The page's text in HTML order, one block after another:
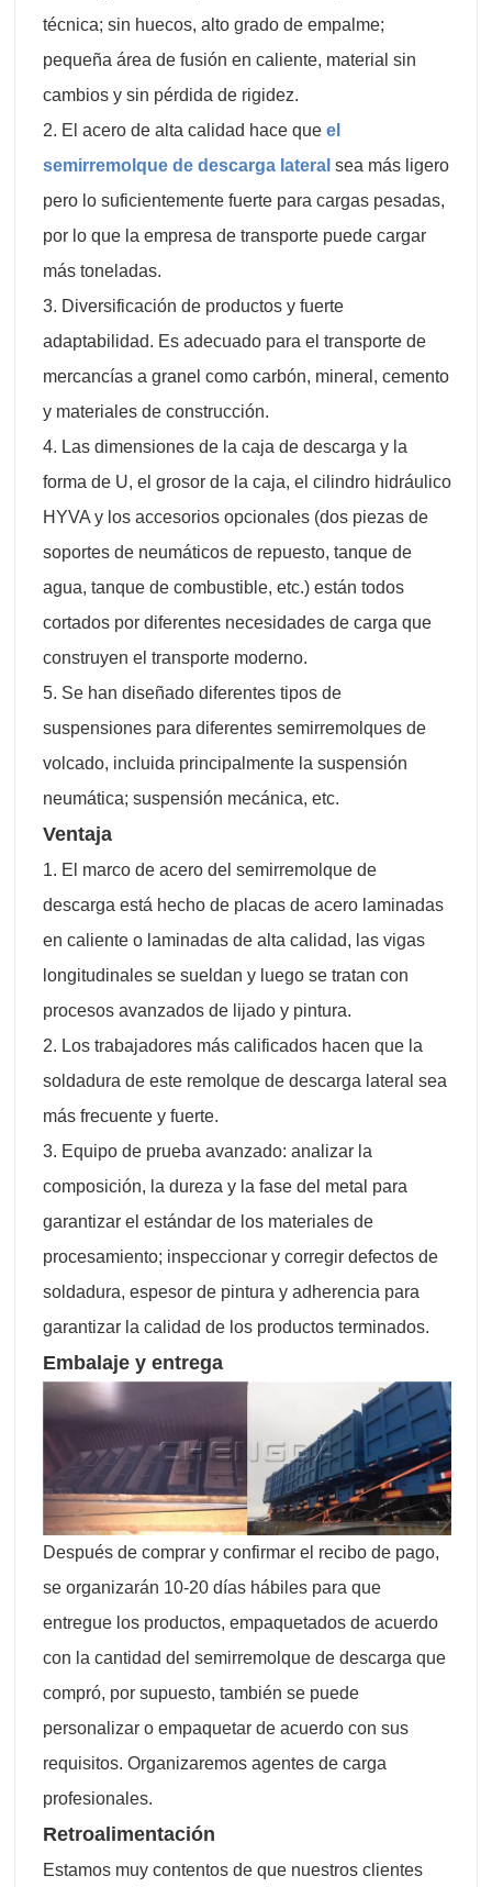
técnica; sin huecos, alto grado de empalme;
pequeña área de fusión en caliente, material sin
cambios y sin pérdida de rigidez.
2. El acero de alta calidad hace que el
semirremolque de descarga lateral sea más ligero
pero lo suficientemente fuerte para cargas pesadas,
por lo que la empresa de transporte puede cargar
más toneladas.
3. Diversificación de productos y fuerte
adaptabilidad. Es adecuado para el transporte de
mercancías a granel como carbón, mineral, cemento
y materiales de construcción.
4. Las dimensiones de la caja de descarga y la
forma de U, el grosor de la caja, el cilindro hidráulico
HYVA y los accesorios opcionales (dos piezas de
soportes de neumáticos de repuesto, tanque de
agua, tanque de combustible, etc.) están todos
cortados por diferentes necesidades de carga que
construyen el transporte moderno.
5. Se han diseñado diferentes tipos de
suspensiones para diferentes semirremolques de
volcado, incluida principalmente la suspensión
neumática; suspensión mecánica, etc.
Ventaja
1. El marco de acero del semirremolque de
descarga está hecho de placas de acero laminadas
en caliente o laminadas de alta calidad, las vigas
longitudinales se sueldan y luego se tratan con
procesos avanzados de lijado y pintura.
2. Los trabajadores más calificados hacen que la
soldadura de este remolque de descarga lateral sea
más frecuente y fuerte.
3. Equipo de prueba avanzado: analizar la
composición, la dureza y la fase del metal para
garantizar el estándar de los materiales de
procesamiento; inspeccionar y corregir defectos de
soldadura, espesor de pintura y adherencia para
garantizar la calidad de los productos terminados.
Embalaje y entrega
Después de comprar y confirmar el recibo de pago,
se organizarán 10-20 días hábiles para que
entregue los productos, empaquetados de acuerdo
con la cantidad del semirremolque de descarga que
compró, por supuesto, también se puede
personalizar o empaquetar de acuerdo con sus
requisitos. Organizaremos agentes de carga
profesionales.
Retroalimentación
Estamos muy contentos de que nuestros clientes